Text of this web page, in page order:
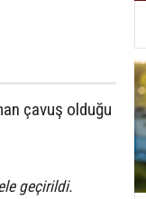
çavuş olduğu
geçirildi.